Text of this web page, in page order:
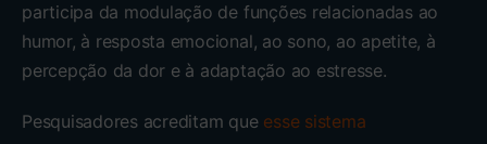
participa da modulação de funções relacionadas ao
humor, à resposta emocional, ao sono, ao apetite, à
percepção da dor e à adaptação ao estresse.
Pesquisadores acreditam que esse sistema